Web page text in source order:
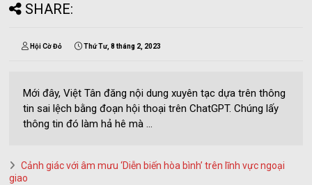
SHARE:
Hội Cờ Đỏ Thứ Tư, 8 tháng 2, 2023
Mới đây, Việt Tân đăng nội dung xuyên tạc dựa trên thông
tin sai lệch bằng đoạn hội thoại trên ChatGPT. Chúng lấy
thông tin đó làm hả hê mà ...
Cảnh giác với âm mưu ‘Diễn biến hòa bình’ trên lĩnh vực ngoại
giao